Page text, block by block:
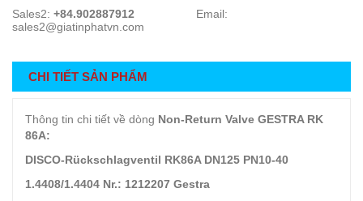
Sales2: +84.902887912 Email:
sales2@giatinphatvn.com
CHI TIẾT SẢN PHẨM
Thông tin chi tiết về dòng Non-Return Valve GESTRA RK
86A:
DISCO-Rückschlagventil RK86A DN125 PN10-40
1.4408/1.4404 Nr.: 1212207 Gestra